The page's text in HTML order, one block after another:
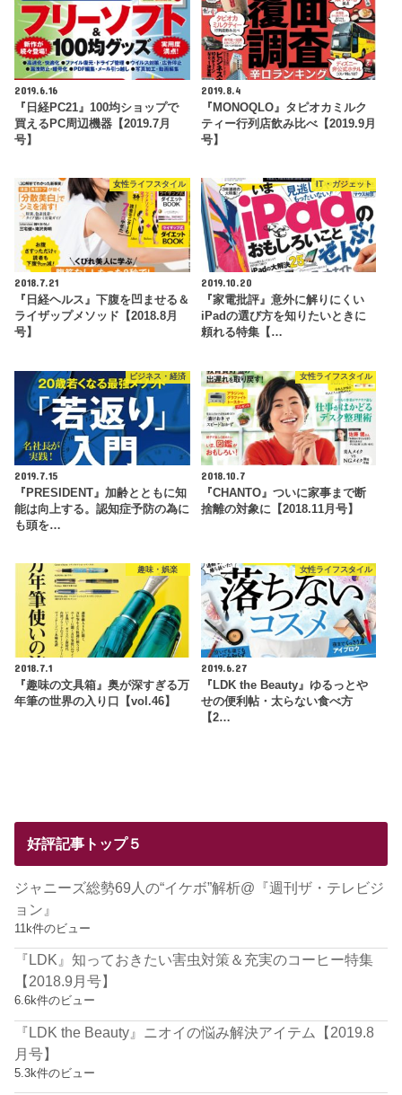
2019.6.16
『日経PC21』100均ショップで
買えるPC周辺機器【2019.7月
号】
2019.8.4
『MONOQLO』タピオカミルク
ティー行列店飲み比べ【2019.9月
号】
女性ライフスタイル
2018.7.21
『日経ヘルス』下腹を凹ませる＆
ライザップメソッド【2018.8月
号】
IT・ガジェット
2019.10.20
『家電批評』意外に解りにくい
iPadの選び方を知りたいときに
頼れる特集【…
ビジネス・経済
2019.7.15
『PRESIDENT』加齢とともに知
能は向上する。認知症予防の為に
も頭を…
女性ライフスタイル
2018.10.7
『CHANTO』ついに家事まで断
捨離の対象に【2018.11月号】
趣味・娯楽
2018.7.1
『趣味の文具箱』奥が深すぎる万
年筆の世界の入り口【vol.46】
女性ライフスタイル
2019.6.27
『LDK the Beauty』ゆるっとや
せの便利帖・太らない食べ方
【2…
好評記事トップ５
ジャニーズ総勢69人の“イケボ”解析@『週刊ザ・テレビジ
ョン』
11k件のビュー
『LDK』知っておきたい害虫対策＆充実のコーヒー特集
【2018.9月号】
6.6k件のビュー
『LDK the Beauty』ニオイの悩み解決アイテム【2019.8
月号】
5.3k件のビュー